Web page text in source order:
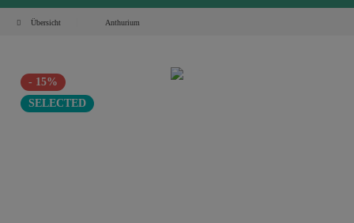
Übersicht Anthurium
- 15%
SELECTED